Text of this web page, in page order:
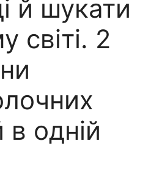
й шукати
світі. 2
в одній